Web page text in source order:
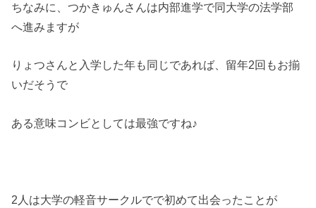
ちなみに、つかきゅんさんは内部進学で同大学の法学部
へ進みますが
りょつさんと入学した年も同じであれば、留年2回もお揃
いだそうで
ある意味コンビとしては最強ですね♪
2人は大学の軽音サークルでで初めて出会ったことが